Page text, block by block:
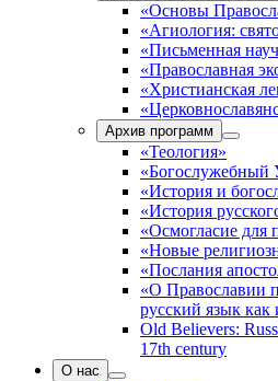
«Основы
«Агиология:
«Письменная
«Православная
«Христианская
Архив программ
«Теология»
«Богослужебный
«История и
«История
«Осмогласие для
«Новые
«Послания
«О Православии
русский язык
Old Believers:
17th century
О нас